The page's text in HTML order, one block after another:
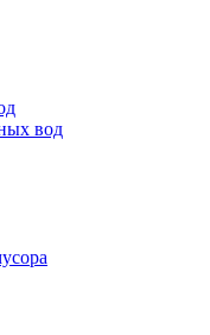
вод